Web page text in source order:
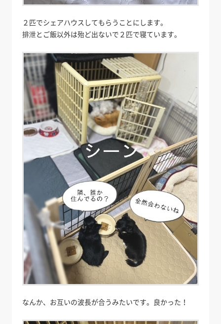
２匹でシェアハウスしてもらうことにします。
排泄とご飯以外は殆ど出ないで２匹で寝ています。
なんか、お互いの波長が合うみたいです。良かった！